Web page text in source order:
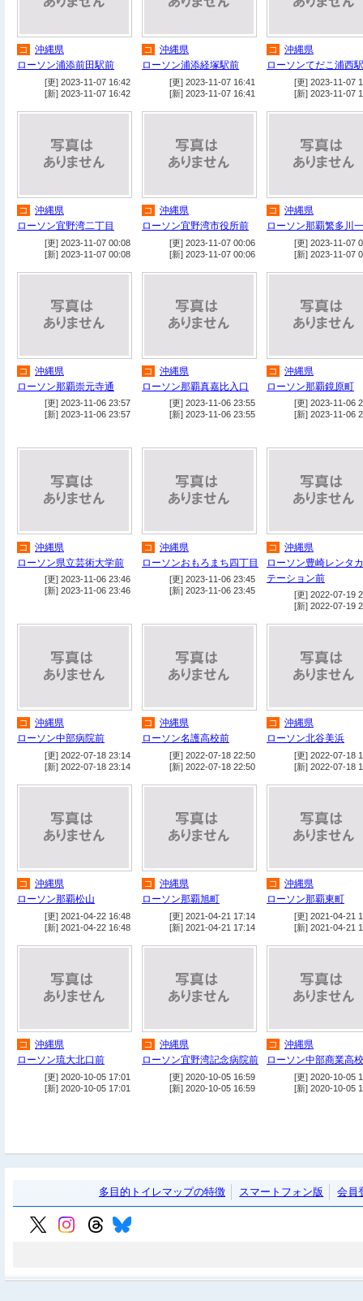
コ
沖縄県
ローソン浦添前田駅前
[更] 2023-11-07 16:42
[新] 2023-11-07 16:42
コ
沖縄県
ローソン浦添経塚駅前
[更] 2023-11-07 16:41
[新] 2023-11-07 16:41
コ
沖縄県
ローソンてだこ浦西
[更] 2023-11-07
[新] 2023-11-07
コ
沖縄県
ローソン宜野湾二丁目
[更] 2023-11-07 00:08
[新] 2023-11-07 00:08
コ
沖縄県
ローソン宜野湾市役所前
[更] 2023-11-07 00:06
[新] 2023-11-07 00:06
コ
沖縄県
ローソン那覇繁多川
[更] 2023-11-07
[新] 2023-11-07
コ
沖縄県
ローソン那覇崇元寺通
[更] 2023-11-06 23:57
[新] 2023-11-06 23:57
コ
沖縄県
ローソン那覇真嘉比入口
[更] 2023-11-06 23:55
[新] 2023-11-06 23:55
コ
沖縄県
ローソン那覇鏡原町
[更] 2023-11-06
[新] 2023-11-06
コ
沖縄県
ローソン県立芸術大学前
[更] 2023-11-06 23:46
[新] 2023-11-06 23:46
コ
沖縄県
ローソンおもろまち四丁目
[更] 2023-11-06 23:45
[新] 2023-11-06 23:45
コ
沖縄県
ローソン豊崎レンタ
テーション前
[更] 2022-07-19
[新] 2022-07-19
コ
沖縄県
ローソン中部病院前
[更] 2022-07-18 23:14
[新] 2022-07-18 23:14
コ
沖縄県
ローソン名護高校前
[更] 2022-07-18 22:50
[新] 2022-07-18 22:50
コ
沖縄県
ローソン北谷美浜
[更] 2022-07-18
[新] 2022-07-18
コ
沖縄県
ローソン那覇松山
[更] 2021-04-22 16:48
[新] 2021-04-22 16:48
コ
沖縄県
ローソン那覇旭町
[更] 2021-04-21 17:14
[新] 2021-04-21 17:14
コ
沖縄県
ローソン那覇東町
[更] 2021-04-21
[新] 2021-04-21
コ
沖縄県
ローソン琉大北口前
[更] 2020-10-05 17:01
[新] 2020-10-05 17:01
コ
沖縄県
ローソン宜野湾記念病院前
[更] 2020-10-05 16:59
[新] 2020-10-05 16:59
コ
沖縄県
ローソン中部商業高
[更] 2020-10-05
[新] 2020-10-05
多目的トイレマップの特徴 スマートフォン版 会員